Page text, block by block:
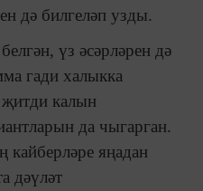
дә билгеләп узды.
үз әсәрләрен дә
гади халыкка
калын
да чыгарган.
яңадан
дәүләт